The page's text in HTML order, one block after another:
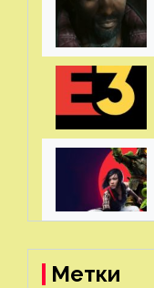
Метки